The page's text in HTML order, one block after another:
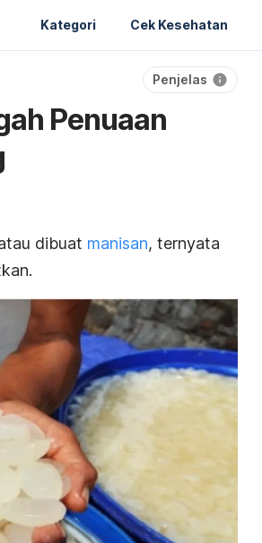
Kategori Cek Kesehatan
Penjelas
Penuaan
dibuat manisan, ternyata